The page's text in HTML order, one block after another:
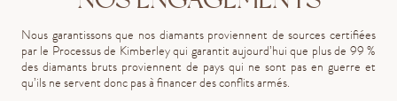
Nous garantissons que nos diamants proviennent de sources certifiées
par le Processus de Kimberley qui garantit aujourd’hui que plus de 99 %
des diamants bruts proviennent de pays qui ne sont pas en guerre et
qu’ils ne servent donc pas à financer des conflits armés.